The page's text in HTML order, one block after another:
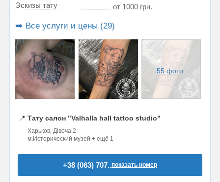
Эскизы тату от 1000 грн.
➡️ Все услуги и цены (29)
55 фото
📍 Тату салон "Valhalla hall tattoo studio"
Харьков, Дівоча 2
м.Исторический музей + ещё 1
+38 (063) 707..показать номер